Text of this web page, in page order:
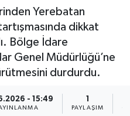
Yerebatan
dikkat
Bölge İdare
Genel Müdürlüğü’ne
durdurdu.
- 15:49
PAYLAŞIM